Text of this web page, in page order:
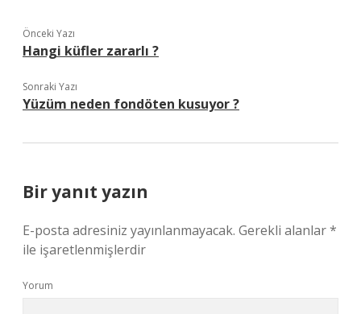
Önceki Yazı
Hangi küfler zararlı ?
Sonraki Yazı
Yüzüm neden fondöten kusuyor ?
Bir yanıt yazın
E-posta adresiniz yayınlanmayacak. Gerekli alanlar*
ile işaretlenmişlerdir
Yorum